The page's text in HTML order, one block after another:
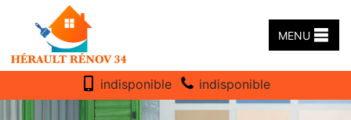
MENU
indisponible indisponible